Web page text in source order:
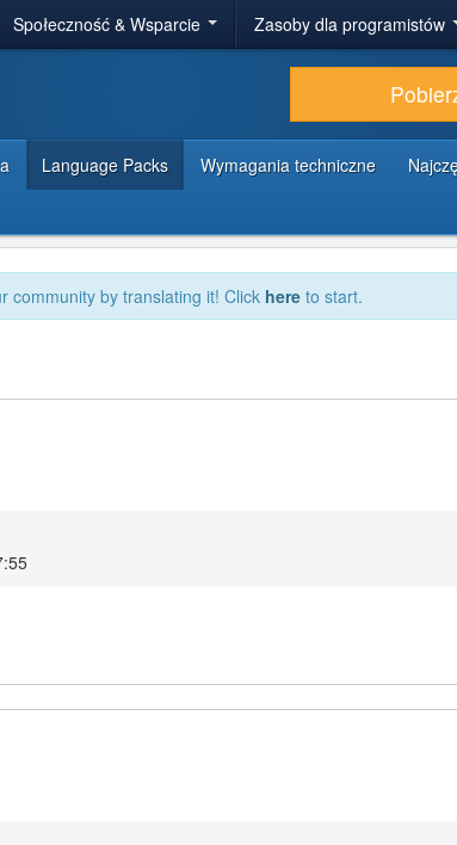
Społeczność & Wsparcie Zasoby dla programistów
Language Packs Wymagania techniczne
community by translating it! Click here to start.